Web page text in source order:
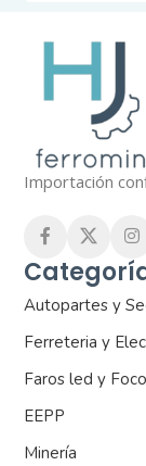
Importación
Autopartes y
Ferreteria y
Faros led y
EEPP
Minería